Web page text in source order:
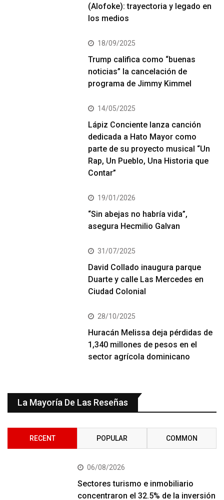
(Alofoke): trayectoria y legado en
los medios
18/09/2025
Trump califica como “buenas
noticias” la cancelación de
programa de Jimmy Kimmel
14/05/2025
Lápiz Conciente lanza canción
dedicada a Hato Mayor como
parte de su proyecto musical “Un
Rap, Un Pueblo, Una Historia que
Contar”
19/01/2026
“Sin abejas no habría vida”,
asegura Hecmilio Galvan
31/07/2025
David Collado inaugura parque
Duarte y calle Las Mercedes en
Ciudad Colonial
28/10/2025
Huracán Melissa deja pérdidas de
1,340 millones de pesos en el
sector agrícola dominicano
La Mayoría De Las Reseñas
RECENT POPULAR COMMON
06/08/2026
Sectores turismo e inmobiliario
concentraron el 32.5% de la inversión